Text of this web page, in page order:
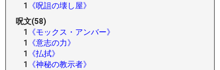
1
《呪詛の壊し屋》
呪文(58)
1
《モックス・アンバー》
1
《意志の力》
1
《払拭》
1
《神秘の教示者》